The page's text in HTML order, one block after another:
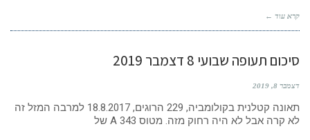
קרא עוד ←
סיכום תעופה שבועי 8 דצמבר 2019
דצמבר 8, 2019
תאונה קטלנית בקולומביה, 229 הרוגים, 18.8.2017 למרבה המזל זה
לא קרה אבל לא היה רחוק מזה. מטוס A 343 של